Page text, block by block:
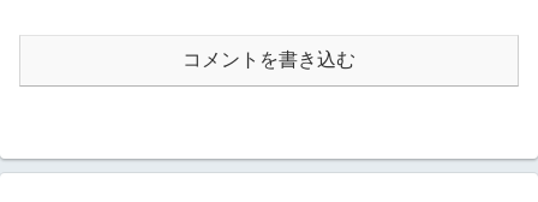
コメントを書き込む